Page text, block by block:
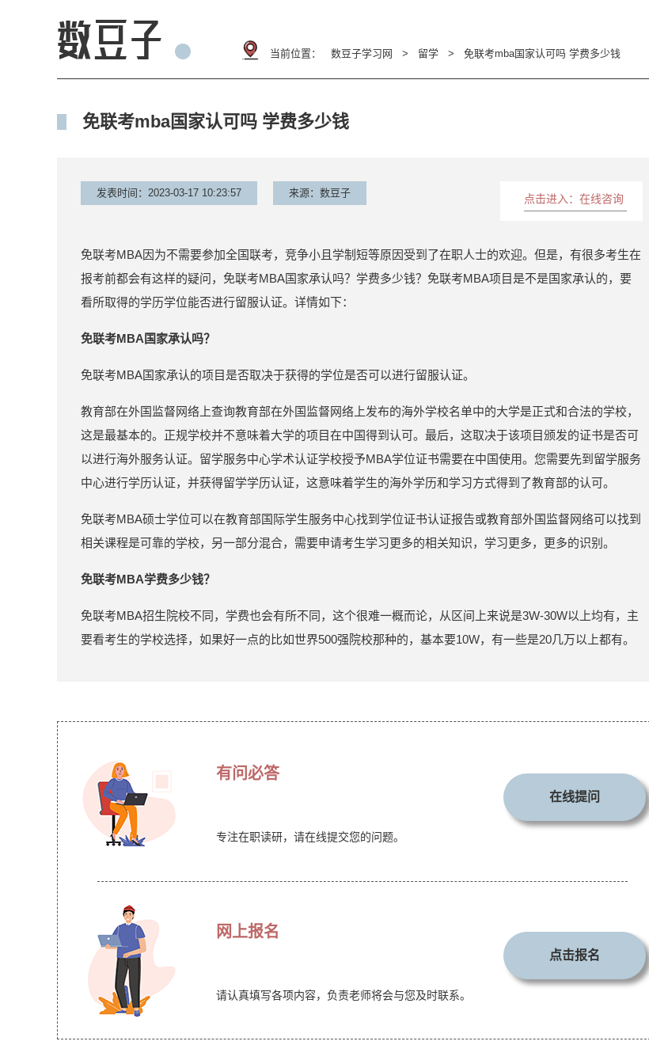
当前位置： 数豆子学习网 > 留学 > 免联考mba国家认可吗 学费多少钱
免联考mba国家认可吗 学费多少钱
发表时间：2023-03-17 10:23:57 来源：数豆子 点击进入：在线咨询
免联考MBA因为不需要参加全国联考，竞争小且学制短等原因受到了在职人士的欢迎。但是，有很多考生在
报考前都会有这样的疑问，免联考MBA国家承认吗？学费多少钱？免联考MBA项目是不是国家承认的，要
看所取得的学历学位能否进行留服认证。详情如下：
免联考MBA国家承认吗？
免联考MBA国家承认的项目是否取决于获得的学位是否可以进行留服认证。
教育部在外国监督网络上查询教育部在外国监督网络上发布的海外学校名单中的大学是正式和合法的学校，
这是最基本的。正规学校并不意味着大学的项目在中国得到认可。最后，这取决于该项目颁发的证书是否可
以进行海外服务认证。留学服务中心学术认证学校授予MBA学位证书需要在中国使用。您需要先到留学服务
中心进行学历认证，并获得留学学历认证，这意味着学生的海外学历和学习方式得到了教育部的认可。
免联考MBA硕士学位可以在教育部国际学生服务中心找到学位证书认证报告或教育部外国监督网络可以找到
相关课程是可靠的学校，另一部分混合，需要申请考生学习更多的相关知识，学习更多，更多的识别。
免联考MBA学费多少钱？
免联考MBA招生院校不同，学费也会有所不同，这个很难一概而论，从区间上来说是3W-30W以上均有，主
要看考生的学校选择，如果好一点的比如世界500强院校那种的，基本要10W，有一些是20几万以上都有。
有问必答
专注在职读研，请在线提交您的问题。
在线提问
网上报名
请认真填写各项内容，负责老师将会与您及时联系。
点击报名